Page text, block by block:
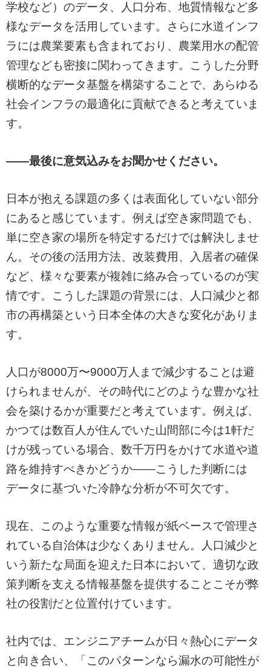
学校など）のデータ、人口分布、地質情報など多
様なデータを活用しています。さらに水道インフ
ラには農業要素も含まれており、農業用水の配管
管理なども密接に関わってきます。こうした分野
横断的なデータ基盤を構築することで、あらゆる
社会インフラの最適化に貢献できると考えていま
す。
——最後に意気込みをお聞かせください。
日本が抱える課題の多くは表面化していない部分
にあると感じています。例えば空き家問題でも、
単に空き家の場所を特定するだけでは解決しませ
ん。その後の活用方法、改装費用、入居者の確保
など、様々な要素が複雑に絡み合っているのが実
情です。こうした課題の背景には、人口減少と都
市の再構築という日本全体の大きな変化がありま
す。
人口が8000万〜9000万人まで減少することは避
けられませんが、その時代にどのような豊かな社
会を築けるかが重要だと考えています。例えば、
かつては数百人が住んでいた山間部に今は1軒だ
けが残っている場合、数千万円をかけて水道や道
路を維持すべきかどうか——こうした判断には
データに基づいた冷静な分析が不可欠です。
現在、このような重要な情報が紙ベースで管理さ
れている自治体は少なくありません。人口減少と
いう新たな局面を迎えた日本において、適切な政
策判断を支える情報基盤を提供することこそが弊
社の役割だと位置付けています。
社内では、エンジニアチームが日々熱心にデータ
と向き合い、「このパターンなら漏水の可能性が